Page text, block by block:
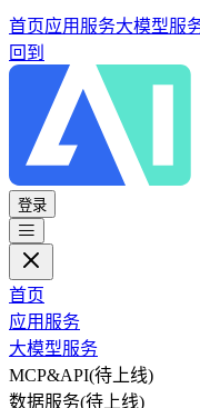
首页应用服务大模型服
回到
登录
首页
应用服务
大模型服务
MCP&API(待上线)
数据服务(待上线)